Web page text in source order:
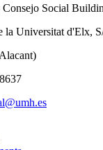
Consejo Social
la Universitat d'Elx,